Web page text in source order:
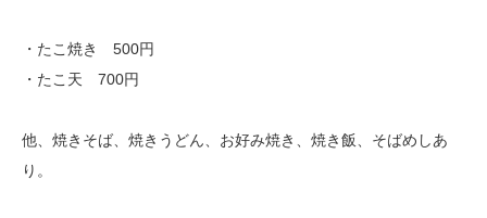
・たこ焼き 500円
・たこ天 700円
他、焼きそば、焼きうどん、お好み焼き、焼き飯、そばめしあ
り。